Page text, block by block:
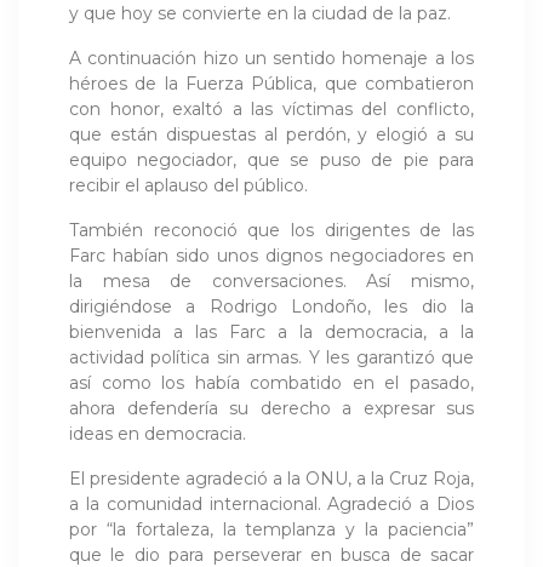
y que hoy se convierte en la ciudad de la paz.
A continuación hizo un sentido homenaje a los
héroes de la Fuerza Pública, que combatieron
con honor, exaltó a las víctimas del conflicto,
que están dispuestas al perdón, y elogió a su
equipo negociador, que se puso de pie para
recibir el aplauso del público.
También reconoció que los dirigentes de las
Farc habían sido unos dignos negociadores en
la mesa de conversaciones. Así mismo,
dirigiéndose a Rodrigo Londoño, les dio la
bienvenida a las Farc a la democracia, a la
actividad política sin armas. Y les garantizó que
así como los había combatido en el pasado,
ahora defendería su derecho a expresar sus
ideas en democracia.
El presidente agradeció a la ONU, a la Cruz Roja,
a la comunidad internacional. Agradeció a Dios
por “la fortaleza, la templanza y la paciencia”
que le dio para perseverar en busca de sacar